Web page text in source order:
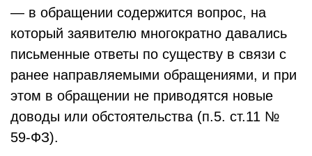
— в обращении содержится вопрос, на
который заявителю многократно давались
письменные ответы по существу в связи с
ранее направляемыми обращениями, и при
этом в обращении не приводятся новые
доводы или обстоятельства (п.5. ст.11 №
59-ФЗ).